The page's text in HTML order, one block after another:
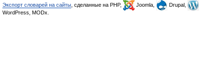
Экспорт словарей на сайты , сделанные на PHP, Joomla,
Drupal,
WordPress, MODx.